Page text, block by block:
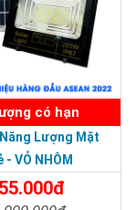
có hạn
Lượng Mặt
VỎ NHÔM